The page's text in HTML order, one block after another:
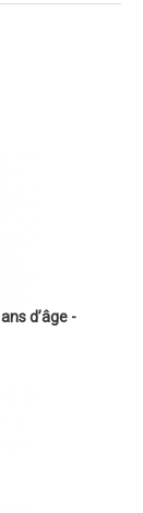
d’âge -